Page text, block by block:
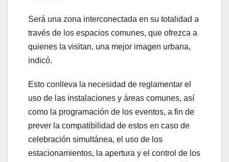
Será una zona interconectada en su totalidad a
través de los espacios comunes, que ofrezca a
quienes la visitan, una mejor imagen urbana,
indicó.
Esto conlleva la necesidad de reglamentar el
uso de las instalaciones y áreas comunes, así
como la programación de los eventos, a fin de
prever la compatibilidad de estos en caso de
celebración simultánea, el uso de los
estacionamientos, la apertura y el control de los